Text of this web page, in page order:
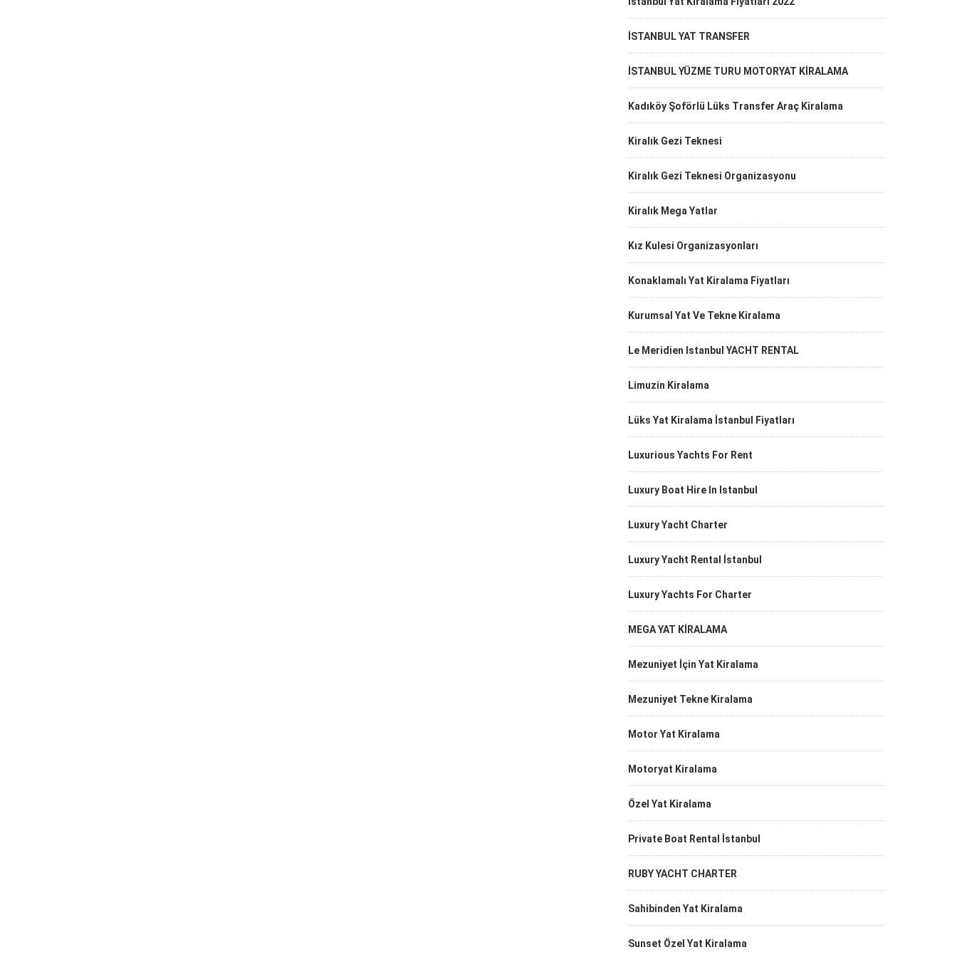
İSTANBUL YAT TRANSFER
İSTANBUL YÜZME TURU MOTORYAT KİRALAMA
Kadıköy Şoförlü Lüks Transfer Araç Kiralama
Kiralık Gezi Teknesi
Kiralık Gezi Teknesi Organizasyonu
Kiralık Mega Yatlar
Kız Kulesi Organizasyonları
Konaklamalı Yat Kiralama Fiyatları
Kurumsal Yat Ve Tekne Kiralama
Le Meridien Istanbul YACHT RENTAL
Limuzin Kiralama
Lüks Yat Kiralama İstanbul Fiyatları
Luxurious Yachts For Rent
Luxury Boat Hire In Istanbul
Luxury Yacht Charter
Luxury Yacht Rental İstanbul
Luxury Yachts For Charter
MEGA YAT KİRALAMA
Mezuniyet İçin Yat Kiralama
Mezuniyet Tekne Kiralama
Motor Yat Kiralama
Motoryat Kiralama
Özel Yat Kiralama
Private Boat Rental İstanbul
RUBY YACHT CHARTER
Sahibinden Yat Kiralama
Sunset Özel Yat Kiralama